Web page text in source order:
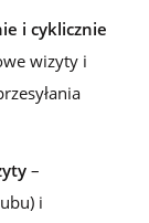
i cyklicznie
wizyty i
–
i